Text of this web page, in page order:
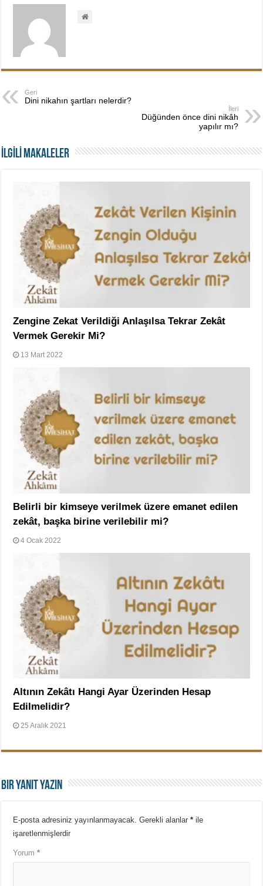
Geri
Dini nikahın şartları nelerdir?
İleri
Düğünden önce dini nikâh
yapılır mı?
İLGİLİ MAKALELER
Zengine Zekat Verildiği Anlaşılsa Tekrar Zekât
Vermek Gerekir Mi?
13 Mart 2022
Belirli bir kimseye verilmek üzere emanet edilen
zekât, başka birine verilebilir mi?
4 Ocak 2022
Altının Zekâtı Hangi Ayar Üzerinden Hesap
Edilmelidir?
25 Aralık 2021
Bir yanıt yazın
E-posta adresiniz yayınlanmayacak. Gerekli alanlar* ile
işaretlenmişlerdir
Yorum*